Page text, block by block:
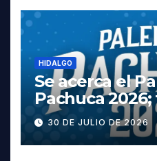
HIDALGO
Se acerca el
Pachuca
cartelera
fechas y los
30 DE JULIO DE 2026